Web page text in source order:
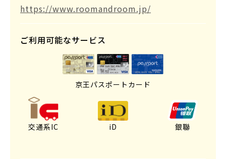
https://www.roomandroom.jp/
ご利用可能なサービス
京王パスポートカード
交通系IC iD 銀聯